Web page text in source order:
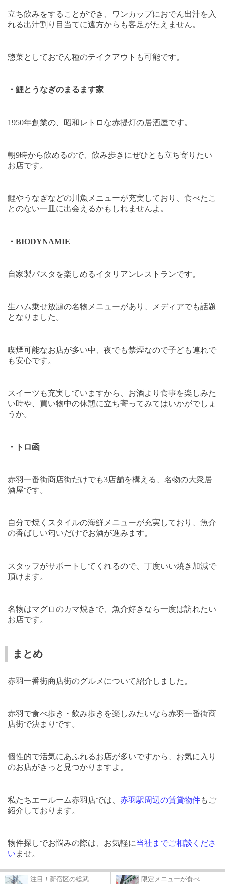
立ち飲みをすることができ、ワンカップにおでん出汁を入
れる出汁割り目当てに遠方からも客足がたえません。
惣菜としておでん種のテイクアウトも可能です。
・鯉とうなぎのまるます家
1950年創業の、昭和レトロな赤提灯の居酒屋です。
朝9時から飲めるので、飲み歩きにぜひとも立ち寄りたい
お店です。
鯉やうなぎなどの川魚メニューが充実しており、食べたこ
とのない一皿に出会えるかもしれませんよ。
・ BIODYNAMIE
自家製パスタを楽しめるイタリアンレストランです。
生ハム乗せ放題の名物メニューがあり、メディアでも話題
となりました。
喫煙可能なお店が多い中、夜でも禁煙なので子ども連れで
も安心です。
スイーツも充実していますから、お酒より食事を楽しみた
い時や、買い物中の休憩に立ち寄ってみてはいかがでしょ
うか。
・トロ函
赤羽一番街商店街だけでも3店舗を構える、名物の大衆居
酒屋です。
自分で焼くスタイルの海鮮メニューが充実しており、魚介
の香ばしい匂いだけでお酒が進みます。
スタッフがサポートしてくれるので、丁度いい焼き加減で
頂けます。
名物はマグロのカマ焼きで、魚介好きなら一度は訪れたい
お店です。
まとめ
赤羽一番街商店街のグルメについて紹介しました。
赤羽で食べ歩き・飲み歩きを楽しみたいなら赤羽一番街商
店街で決まりです。
個性的で活気にあふれるお店が多いですから、お気に入り
のお店がきっと見つかりますよ。
私たちエールーム赤羽店では、 赤羽駅周辺の賃貸物件もご
紹介しております。
物件探しでお悩みの際は、お気軽に当社までご相談くださ
い ませ。
注目！新宿区の総武... 限定メニューが食べ...